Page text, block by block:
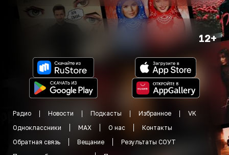
12+
Радио Новости Подкасты Избранное
VK
Одноклассники
MAX О нас
Контакты
Обратная связь
Вещание
Результаты СОУТ